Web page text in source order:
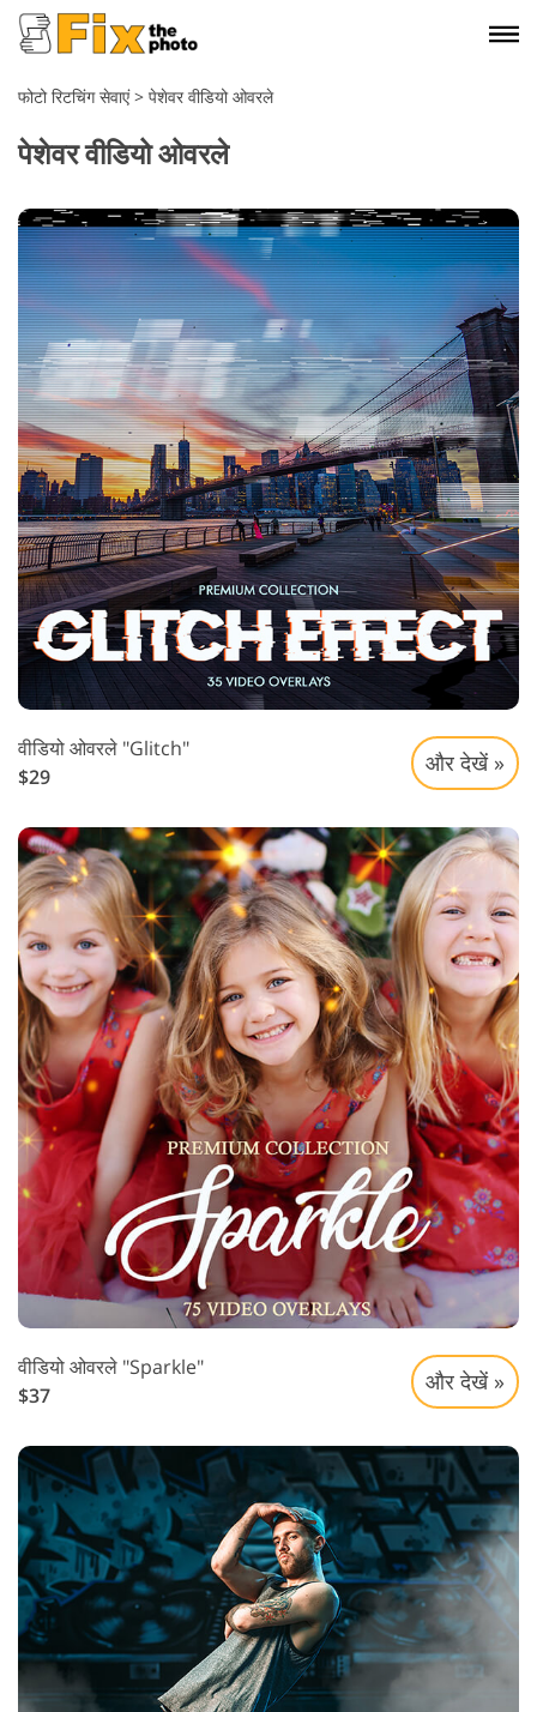
फोटो रिटचिंग सेवाएं> पेशेवर वीडियो ओवरले
पेशेवर वीडियो ओवरले
वीडियो ओवरले "Glitch"
$29
और देखें »
वीडियो ओवरले "Sparkle"
$37
और देखें »